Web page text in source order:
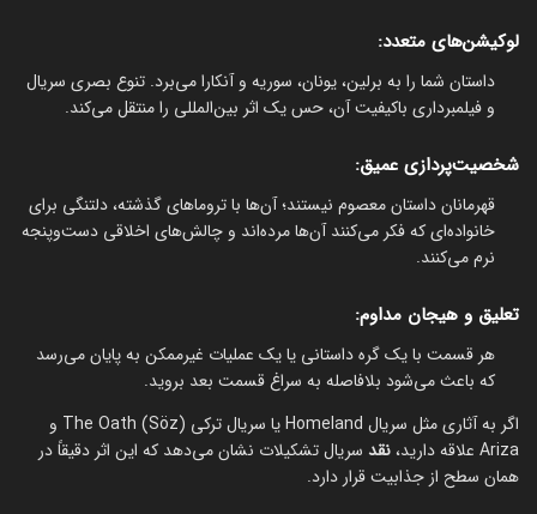
لوکیشن‌های متعدد:
داستان شما را به برلین، یونان، سوریه و آنکارا می‌برد. تنوع بصری سریال
و فیلمبرداری باکیفیت آن، حس یک اثر بین‌المللی را منتقل می‌کند.
شخصیت‌پردازی عمیق:
قهرمانان داستان معصوم نیستند؛ آن‌ها با تروماهای گذشته، دلتنگی برای
خانواده‌ای که فکر می‌کنند آن‌ها مرده‌اند و چالش‌های اخلاقی دست‌وپنجه
نرم می‌کنند.
تعلیق و هیجان مداوم:
هر قسمت با یک گره داستانی یا یک عملیات غیرممکن به پایان می‌رسد
که باعث می‌شود بلافاصله به سراغ قسمت بعد بروید.
اگر به آثاری مثل سریال Homeland یا سریال ترکی The Oath (Söz) و
Ariza علاقه دارید،
نقد سریال تشکیلات نشان می‌دهد که این اثر دقیقاً در
همان سطح از جذابیت قرار دارد.